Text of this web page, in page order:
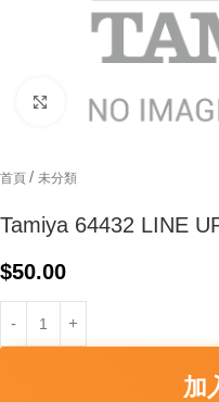
Click to enlarge
首頁 / 未分類
Tamiya 64432 LINE
$50.00
加